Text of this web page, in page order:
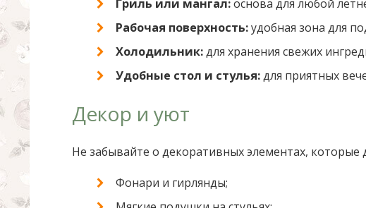
Гриль или мангал:основа для любой
Рабочая поверхность:удобная зона для
Холодильник:для хранения свежих
Удобные стол и стулья:для приятных
Декор и уют
Не забывайте о декоративных элементах, которые
Фонари и гирлянды;